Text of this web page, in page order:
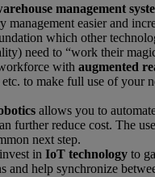
management
management easier and
which other
need to “work their
with augmented
etc. to make full use of your
allows you to
further reduce cost. The
next step.
in IoT technology to
and help synchronize